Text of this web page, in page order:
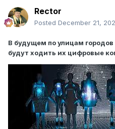
Rector
Posted December 21,
В будущем по улицам
будут ходить их цифровые